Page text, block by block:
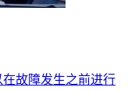
故障发生之前进行